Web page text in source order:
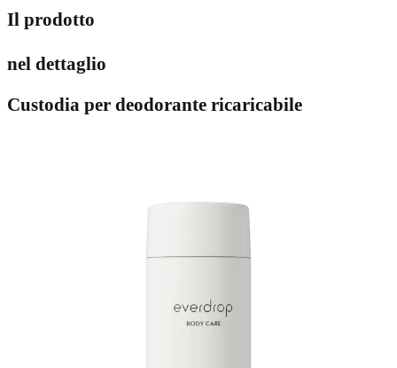
Il prodotto
nel dettaglio
Custodia per deodorante ricaricabile